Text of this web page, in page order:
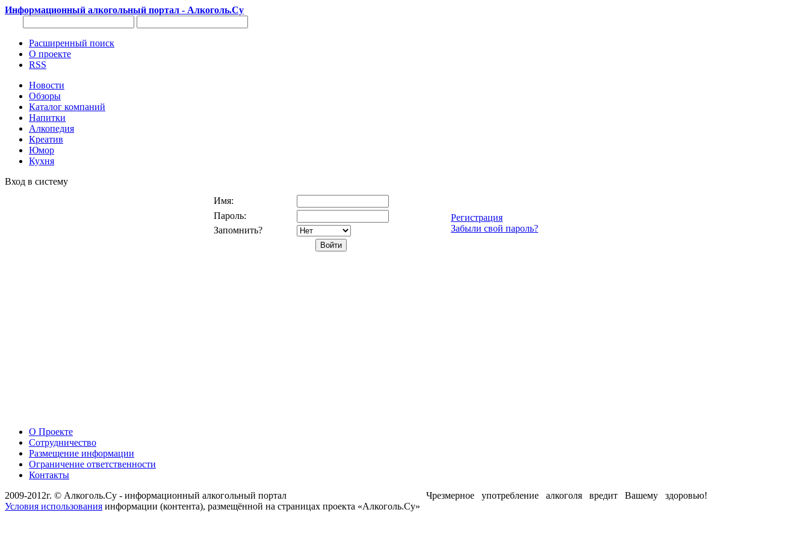
Информационный алкогольный портал - Алкоголь.Су
Расширенный поиск
О проекте
RSS
Новости
Обзоры
Каталог компаний
Напитки
Алкопедия
Креатив
Юмор
Кухня
Вход в систему
Имя:
Регистрация
Забыли свой пароль?
Пароль:
Запомнить?
О Проекте
Сотрудничество
Размещение информации
Ограничение ответственности
Контакты
2009-2012г. © Алкоголь.Су - информационный алкогольный портал
Условия использования информации (контента), размещённой на страницах проекта «Алкоголь.Су»
Чрезмерное употребление алкоголя вредит Вашему здоровью!